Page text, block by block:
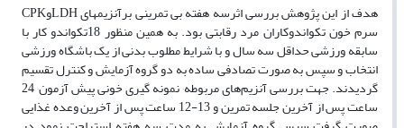
هدف از این پژوهش بررسی اثرسه هفته بی تمرینی برآنزیمهای LDHوCPK
سرم خون تکواندوکاران مرد رقابتی بود. به همین منظور 18تکواندو کار با
سابقه ورزشی حداقل سه سال و با شرایط مطلوب بدنی از یک باشگاه ورزشی
انتخاب و سپس به صورت تصادفی ساده به دو گروه آزمایش و کنترل تقسیم
گردیدند. جهت بررسی آنزیم‌های مربوطه٬ نمونه گیری خونی پیش آزمون٬ 24
ساعت پس از آخرین جلسه تمرین و 13-12 ساعت پس از آخرین وعده غذایی